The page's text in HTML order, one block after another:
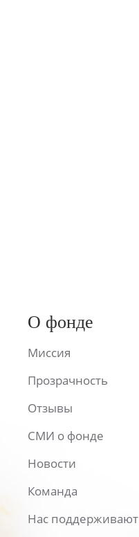
О фонде
Миссия
Прозрачность
Отзывы
СМИ о фонде
Новости
Команда
Нас поддерживают